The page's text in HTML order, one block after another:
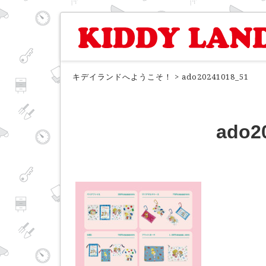
キデイランドへようこそ！ > ado20241018_51